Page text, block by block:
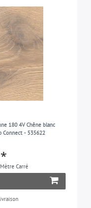
180 4V Chêne blanc
Connect - 535622
Carré